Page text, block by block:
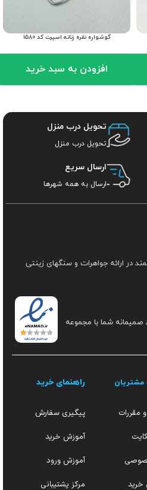
گوشواره نقره زنانه اسپرت کد ۱۵۸۰
افزودن به سبد خرید
تحویل درب منزل
تحویل درب منزل
ارسال سریع
ارسال به همه شهرها
در ارائه جواهرات و سنگهای زینتی
صمیمانه شما با مجموعه
مقررات
خرید
راهنمای خرید
پیگیری سفارش
آموزش خرید
آموزش ورود
مرکز پشتیبانی